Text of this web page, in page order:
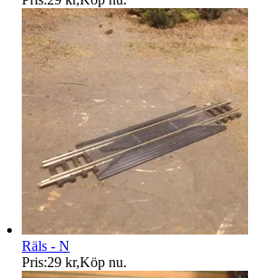
Räls - N
Pris:29 kr,Köp nu.